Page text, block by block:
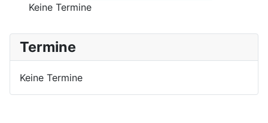
Termine
Keine Termine
Keine Termine